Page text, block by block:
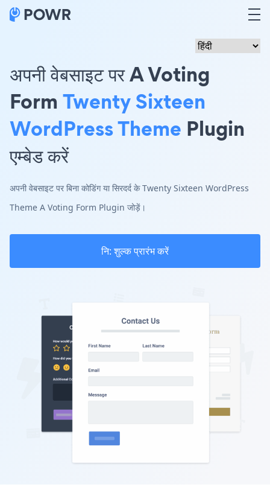
अपनी वेबसाइट पर A Voting
Form Twenty Sixteen
WordPress Theme Plugin
एम्बेड करें
अपनी वेबसाइट पर बिना कोडिंग या सिरदर्द के Twenty Sixteen WordPress
Theme A Voting Form Plugin जोड़ें।
नि: शुल्क प्रारंभ करें